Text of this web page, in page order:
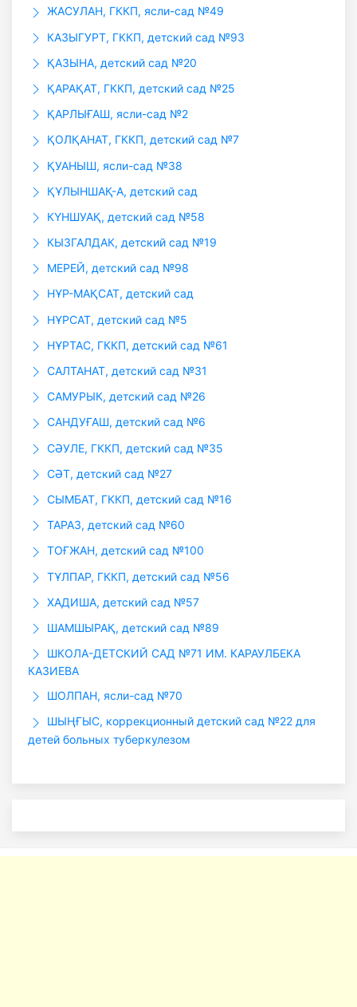
ЖАСУЛАН, ГККП, ясли-сад №49
КАЗЫГУРТ, ГККП, детский сад №93
ҚАЗЫНА, детский сад №20
ҚАРАҚАТ, ГККП, детский сад №25
ҚАРЛЫҒАШ, ясли-сад №2
ҚОЛҚАНАТ, ГККП, детский сад №7
ҚУАНЫШ, ясли-сад №38
ҚҰЛЫНШАҚ-А, детский сад
КҮНШУАҚ, детский сад №58
КЫЗГАЛДАК, детский сад №19
МЕРЕЙ, детский сад №98
НҰР-МАҚСАТ, детский сад
НҰРСАТ, детский сад №5
НҰРТАС, ГККП, детский сад №61
САЛТАНАТ, детский сад №31
САМУРЫК, детский сад №26
САНДУҒАШ, детский сад №6
СӘУЛЕ, ГККП, детский сад №35
СӘТ, детский сад №27
СЫМБАТ, ГККП, детский сад №16
ТАРАЗ, детский сад №60
ТОҒЖАН, детский сад №100
ТҰЛПАР, ГККП, детский сад №56
ХАДИША, детский сад №57
ШАМШЫРАҚ, детский сад №89
ШКОЛА-ДЕТСКИЙ САД №71 ИМ. КАРАУЛБЕКА
КАЗИЕВА
ШОЛПАН, ясли-сад №70
ШЫҢҒЫС, коррекционный детский сад №22 для
детей больных туберкулезом